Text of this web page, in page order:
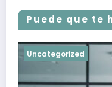
Puede que te
Uncategorized